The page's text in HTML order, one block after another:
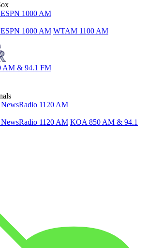
1000 AM
1000 AM WTAM 1100 AM
AM & 94.1 FM
1120 AM
1120 AM KOA 850 AM & 94.1